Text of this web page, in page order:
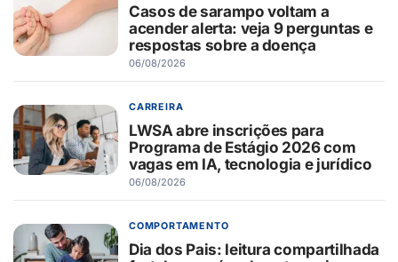
Casos de sarampo voltam a
acender alerta: veja 9 perguntas e
respostas sobre a doença
06/08/2026
CARREIRA
LWSA abre inscrições para
Programa de Estágio 2026 com
vagas em IA, tecnologia e jurídico
06/08/2026
COMPORTAMENTO
Dia dos Pais: leitura compartilhada